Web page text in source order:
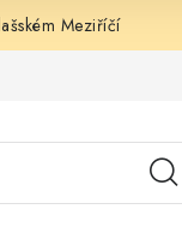
Meziříčí